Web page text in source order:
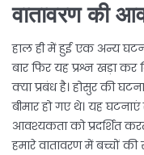
वातावरण की
हाल ही में हुई एक अन्य
बार फिर यह प्रश्न खड़ा कर
क्या प्रबंध है। होसुर की
बीमार हो गए थे। यह
आवश्यकता को प्रदर्शित
हमारे वातावरण में बच्चों